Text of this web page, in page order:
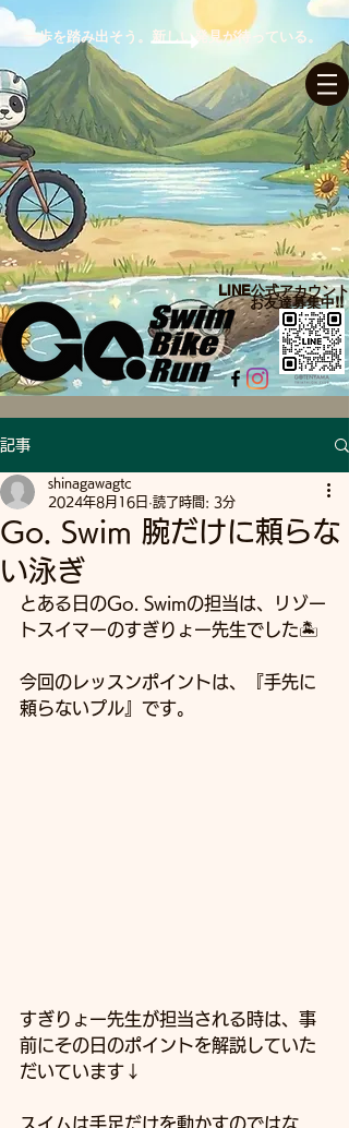
ログイン
一歩を踏み出そう。新しい発見が待っている。
LINE公式アカウント​
お友達募集中!!
記事
Go. Swim 腕だけに頼らな
い泳ぎ
shinagawagtc
2024年8月16日 読了時間: 3分
とある日のGo. Swimの担当は、リゾー
トスイマーのすぎりょー先生でした🏝️
今回のレッスンポイントは、『手先に
頼らないプル』です。
すぎりょー先生が担当される時は、事
前にその日のポイントを解説していた
だいています↓
スイムは手足だけを動かすのではな